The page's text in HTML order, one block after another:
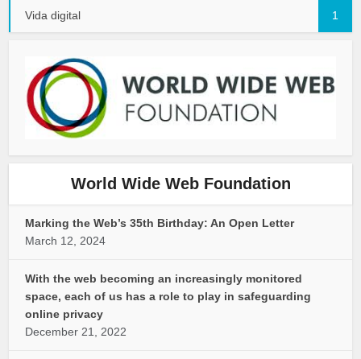
Vida digital 1
World Wide Web Foundation
Marking the Web’s 35th Birthday: An Open Letter
March 12, 2024
With the web becoming an increasingly monitored
space, each of us has a role to play in safeguarding
online privacy
December 21, 2022